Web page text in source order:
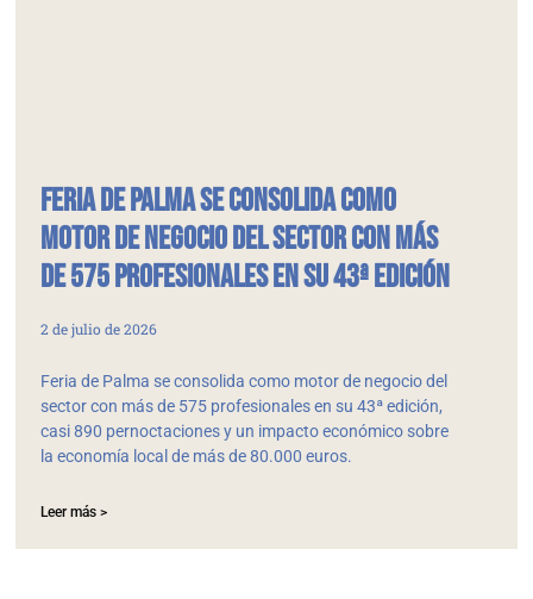
Feria de Palma se consolida como
motor de negocio del sector con más
de 575 profesionales en su 43ª edición
2 de julio de 2026
Feria de Palma se consolida como motor de negocio del
sector con más de 575 profesionales en su 43ª edición,
casi 890 pernoctaciones y un impacto económico sobre
la economía local de más de 80.000 euros.
Leer más >